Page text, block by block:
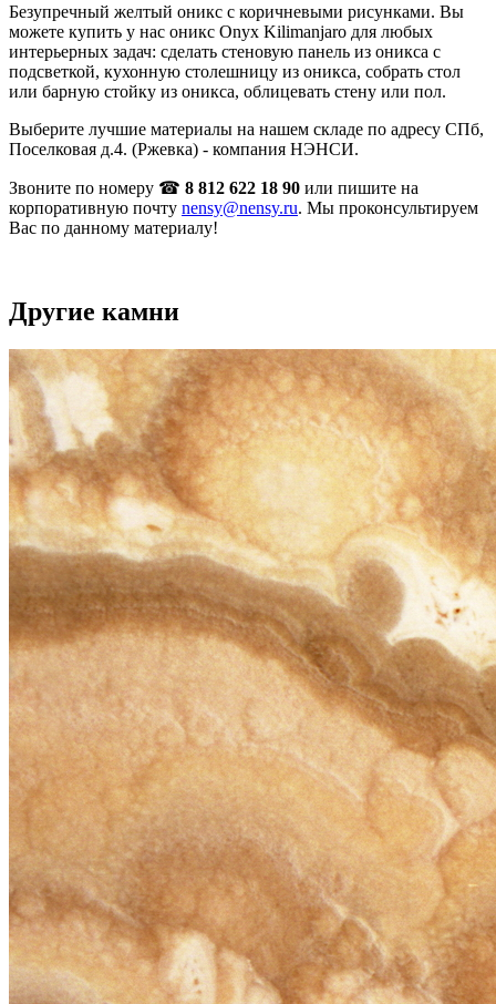
Безупречный желтый оникс с коричневыми рисунками. Вы
можете купить у нас оникс Onyx Kilimanjaro для любых
интерьерных задач: сделать стеновую панель из оникса с
подсветкой, кухонную столешницу из оникса, собрать стол
или барную стойку из оникса, облицевать стену или пол.
Выберите лучшие материалы на нашем складе по адресу СПб,
Поселковая д.4. (Ржевка) - компания НЭНСИ.
Звоните по номеру ☎ 8 812 622 18 90 или пишите на
корпоративную почту nensy@nensy.ru. Мы проконсультируем
Вас по данному материалу!
Другие камни